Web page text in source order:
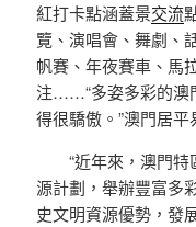
紅打卡點涵蓋景交流
覽、演唱會、舞劇、
帆賽、年夜賽車、馬
注……“多姿多彩的澳
得很驕傲。”澳門居平
“近年來，澳門
源計劃，舉辦豐富多
史文明資源優勢，發